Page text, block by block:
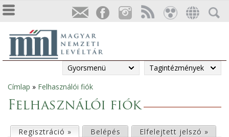
Gyorsmenü Tagintézmények
Jelenlegi
hely
Címlap » Felhasználói fiók
Felhasználói fiók
Regisztráció » (aktív fül)
Belépés Elfelejtett jelszó »